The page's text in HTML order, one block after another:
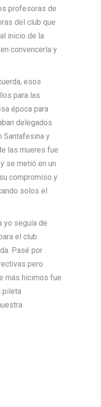
profesoras de
del club que
inicio de la
convencerla y
esos
para las
época para
delegados
Santafesina y
las mueres fue
se metió en un
compromiso y
solos el
yo seguía de
el club
Pasé por
pero
más hicimos fue
pileta